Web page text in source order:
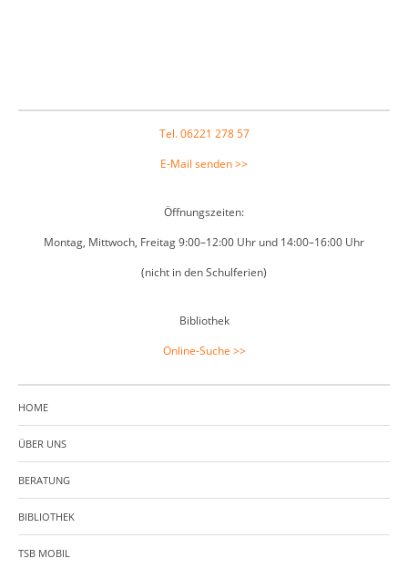
Tel. 06221 278 57
E-Mail senden >>
Öffnungszeiten:
Montag, Mittwoch, Freitag 9:00–12:00 Uhr und 14:00–16:00 Uhr
(nicht in den Schulferien)
Bibliothek
Online-Suche >>
HOME
ÜBER UNS
BERATUNG
BIBLIOTHEK
TSB MOBIL